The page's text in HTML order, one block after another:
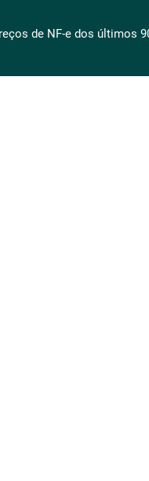
de NF-e dos últimos